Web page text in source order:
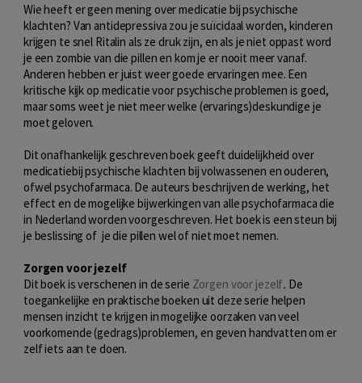
Wie heeft er geen mening over medicatie bij psychische
klachten? Van antidepressiva zou je suïcidaal worden, kinderen
krijgen te snel Ritalin als ze druk zijn, en als je niet oppast word
je een zombie van die pillen en kom je er nooit meer vanaf.
Anderen hebben er juist weer goede ervaringen mee. Een
kritische kijk op medicatie voor psychische problemen is goed,
maar soms weet je niet meer welke (ervarings)deskundige je
moet geloven.
Dit onafhankelijk geschreven boek geeft duidelijkheid over
medicatiebij psychische klachten bij volwassenen en ouderen,
ofwel psychofarmaca. De auteurs beschrijven de werking, het
effect en de mogelijke bijwerkingen van alle psychofarmaca die
in Nederland worden voorgeschreven. Het boek is een steun bij
je beslissing of je die pillen wel of niet moet nemen.
Zorgen voor jezelf
Dit boek is verschenen in de serie Zorgen voor jezelf. De
toegankelijke en praktische boeken uit deze serie helpen
mensen inzicht te krijgen in mogelijke oorzaken van veel
voorkomende (gedrags)problemen, en geven handvatten om er
zelf iets aan te doen.